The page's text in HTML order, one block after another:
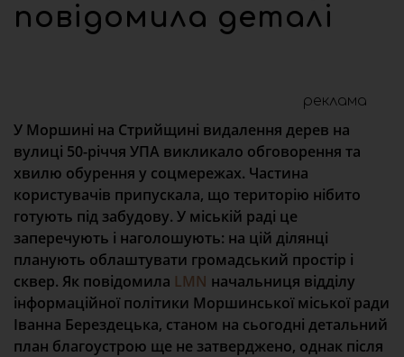
повідомила деталі
реклама
У Моршині на Стрийщині видалення дерев на
вулиці 50-річчя УПА викликало обговорення та
хвилю обурення у соцмережах. Частина
користувачів припускала, що територію нібито
готують під забудову. У міській раді це
заперечують і наголошують: на цій ділянці
планують облаштувати громадський простір і
сквер. Як повідомила LMN начальниця відділу
інформаційної політики Моршинської міської ради
Іванна Берездецька, станом на сьогодні детальний
план благоустрою ще не затверджено, однак після